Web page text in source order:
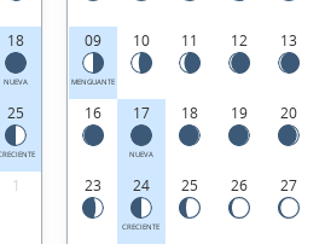
18
NUEVA
25
1
09
MENGUANTE
10 11 12 13
16 17
NUEVA
18 19 20
23 24
CRECIENTE
25 26 27